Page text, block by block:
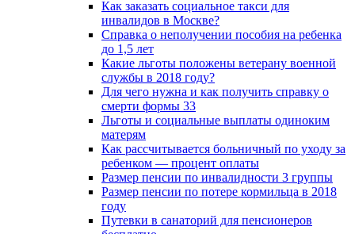
Как заказать социальное такси для
инвалидов в Москве?
Справка о неполучении пособия на ребенка
до 1,5 лет
Какие льготы положены ветерану военной
службы в 2018 году?
Для чего нужна и как получить справку о
смерти формы 33
Льготы и социальные выплаты одиноким
матерям
Как рассчитывается больничный по уходу за
ребенком — процент оплаты
Размер пенсии по инвалидности 3 группы
Размер пенсии по потере кормильца в 2018
году
Путевки в санаторий для пенсионеров